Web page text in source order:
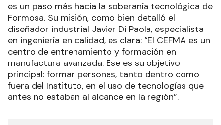
es un paso más hacia la soberanía tecnológica de
Formosa. Su misión, como bien detalló el
diseñador industrial Javier Di Paola, especialista
en ingeniería en calidad, es clara: “El CEFMA es un
centro de entrenamiento y formación en
manufactura avanzada. Ese es su objetivo
principal: formar personas, tanto dentro como
fuera del Instituto, en el uso de tecnologías que
antes no estaban al alcance en la región”.